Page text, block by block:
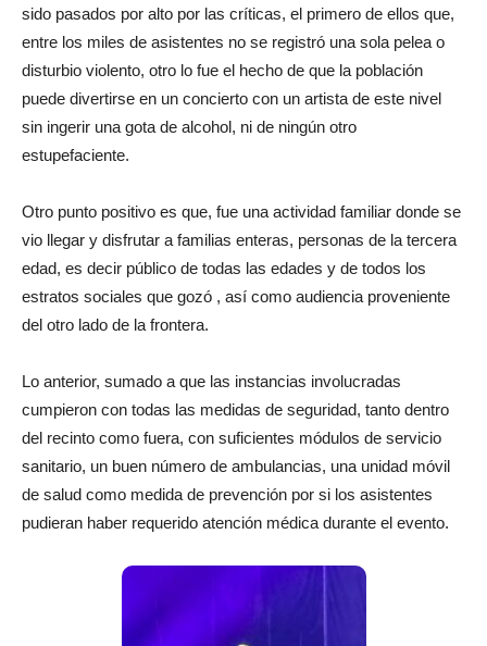
sido pasados por alto por las críticas, el primero de ellos que,
entre los miles de asistentes no se registró una sola pelea o
disturbio violento, otro lo fue el hecho de que la población
puede divertirse en un concierto con un artista de este nivel
sin ingerir una gota de alcohol, ni de ningún otro
estupefaciente.
Otro punto positivo es que, fue una actividad familiar donde se
vio llegar y disfrutar a familias enteras, personas de la tercera
edad, es decir público de todas las edades y de todos los
estratos sociales que gozó , así como audiencia proveniente
del otro lado de la frontera.
Lo anterior, sumado a que las instancias involucradas
cumpieron con todas las medidas de seguridad, tanto dentro
del recinto como fuera, con suficientes módulos de servicio
sanitario, un buen número de ambulancias, una unidad móvil
de salud como medida de prevención por si los asistentes
pudieran haber requerido atención médica durante el evento.